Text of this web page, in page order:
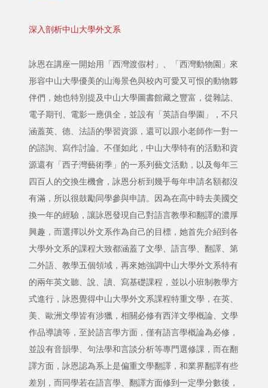
深入剖析中山大學外文系
詠恩在講座一開始用「西灣渡假村」、「西灣動物園」來
形容中山大學優美的山海景色與校內可愛又可恨的動物夥
伴們，她也特別提及中山大學圖書館藏之豐富，從雜誌、
電子期刊、電影一應俱全，並設有「英語自學園」，不只
涵蓋英、德、法語的學習資源，還可以跟小老師作一對一
的諮詢、寫作討論。不僅如此，中山大學特有的活動和資
源還有「西子灣藝術季」的一系列藝文活動，以及每年三
四百人的交換生機會，詠恩分析到幾乎每年申請名額都沒
有滿，所以很鼓勵同學參與申請。因為在高中時去美國交
換一年的經驗，讓詠恩發現自己對語言教學和翻譯的濃厚
興趣，而選擇以外文系作為自己的目標，她首先介紹到各
大學外文系的課程大致都涵蓋了文學、語言學、翻譯、第
二外語、教學五個領域，再來她強調中山大學外文系特有
的兩年英文聽、說、讀、寫基礎課程，並以小班制教學方
式進行，詠恩覺得中山大學外文系課程特重文學，在英、
美、歐洲文學皆有涉獵，相關必修有西洋文學概論、文學
作品導讀等，至於語言學方面，僅有語言學概論為必修，
並設有音韻學、句法學和言談分析等專門選修課，而在翻
譯方面，詠恩認為系上是偏重文學翻譯，和業界翻譯有些
差別，而同學若在語言學、翻譯方面修到一定學分數後，